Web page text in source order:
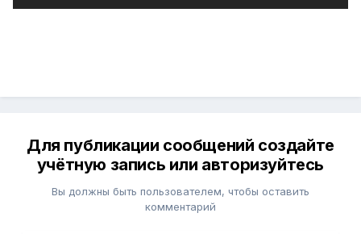
Для публикации сообщений создайте
учётную запись или авторизуйтесь
Вы должны быть пользователем, чтобы оставить
комментарий